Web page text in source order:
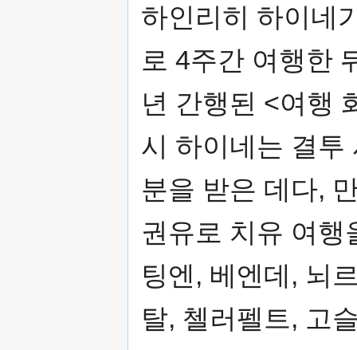
하인리히 하이네
로 4주간 여행한
년 간행된 <여행
시 하이네는 결투
분을 받은 데다,
권유로 치유 여행
팅엔, 베엔데, 뇌
탈, 첼러펠트, 고